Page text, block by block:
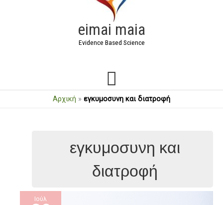
eimai maia
Evidence Based Science
Αρχική » εγκυμοσυνη και διατροφή
εγκυμοσυνη και
διατροφή
Ιούλ